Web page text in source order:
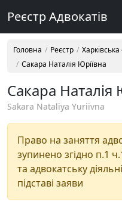
Реєстр Адвокатів
Головна Реєстр
Сакара Наталія Юріївна
Сакара Наталія
Sakara Nataliya Yuriivna
Право на заняття
зупинено згідно п.1
та адвокатську
підставі заяви